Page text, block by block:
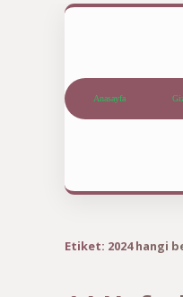
Anasayfa
Etiket: 2024 hangi